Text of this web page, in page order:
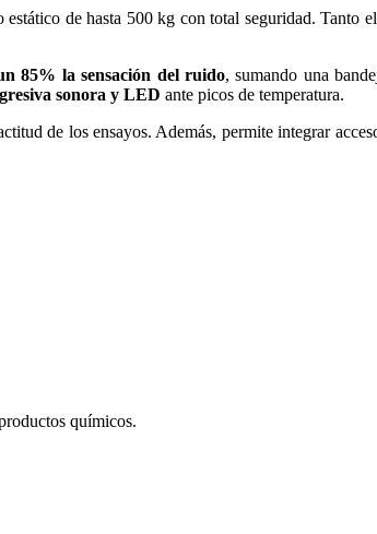
estático de hasta 500 kg con total seguridad. Tanto
85% la sensación del ruido, sumando una
sonora y LED ante picos de temperatura.
de los ensayos. Además, permite integrar
químicos.